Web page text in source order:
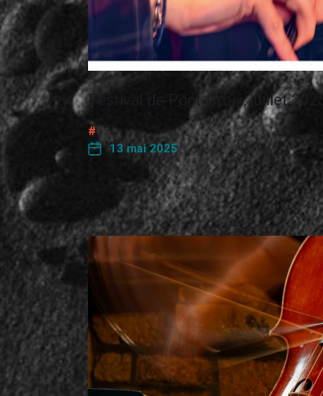
Festival de Pont-Croix, juillet 2025
13 mai 2025